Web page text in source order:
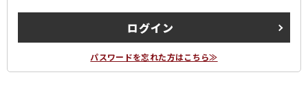
ログイン
パスワードを忘れた方はこちら≫